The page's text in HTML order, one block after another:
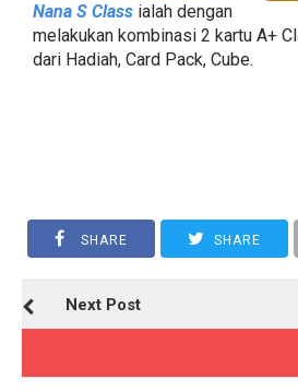
Nana S Class ialah dengan
melakukan kombinasi 2 kartu A+
dari Hadiah, Card Pack, Cube.
SHARE SHARE
Next Post